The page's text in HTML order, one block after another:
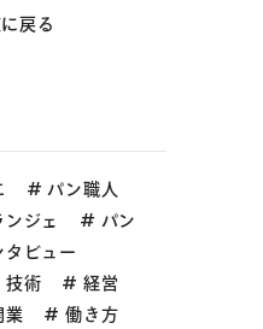
戻る
パン職人
ジェ
パン
タビュー
技術
経営
業
働き方